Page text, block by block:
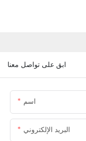
ابق على تواصل معنا
اسم
البريد الإلكتروني